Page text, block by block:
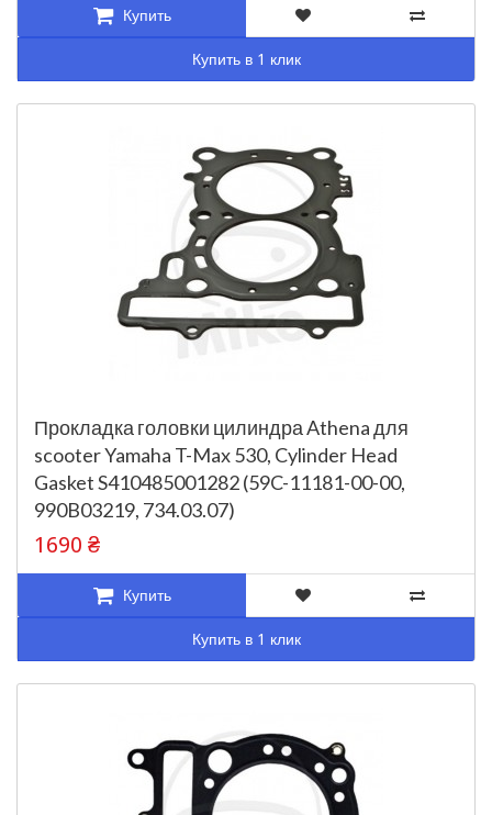
Купить
Купить в 1 клик
Прокладка головки цилиндра Athena для
scooter Yamaha T-Max 530, Cylinder Head
Gasket S410485001282 (59C-11181-00-00,
990B03219, 734.03.07)
1690 ₴
Купить
Купить в 1 клик